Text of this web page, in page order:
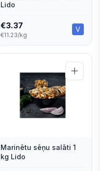
Lido
€3.37
€11.23/kg
Marinētu sēņu salāti 1
kg Lido